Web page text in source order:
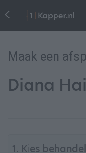
Maak een
Diana
1. Kies